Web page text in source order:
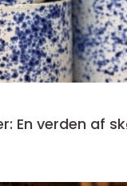
En verden af